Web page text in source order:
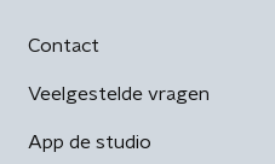
Contact
Veelgestelde vragen
App de studio